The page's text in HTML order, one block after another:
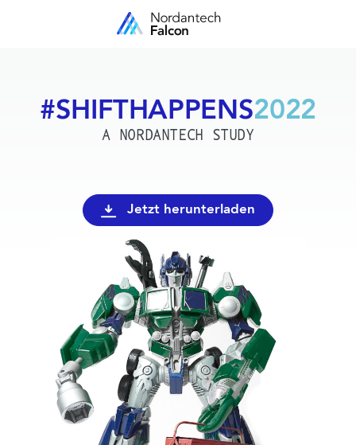
#SHIFTHAPPENS​2022
A NORDANTECH STUDY
Jetzt herunterladen